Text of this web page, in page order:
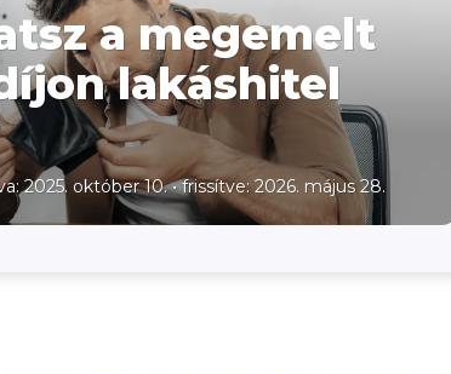
a megemelt
lakáshitel
2025. október 10.•frissítve: 2026. május 28.